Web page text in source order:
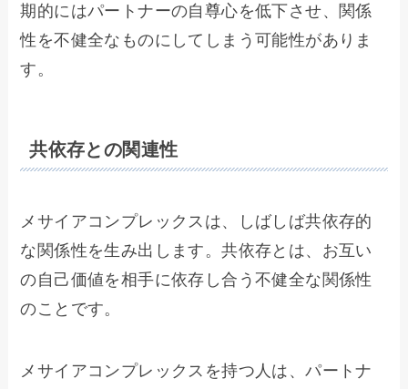
期的にはパートナーの自尊心を低下させ、関係
性を不健全なものにしてしまう可能性がありま
す。
共依存との関連性
メサイアコンプレックスは、しばしば共依存的
な関係性を生み出します。共依存とは、お互い
の自己価値を相手に依存し合う不健全な関係性
のことです。
メサイアコンプレックスを持つ人は、パートナ